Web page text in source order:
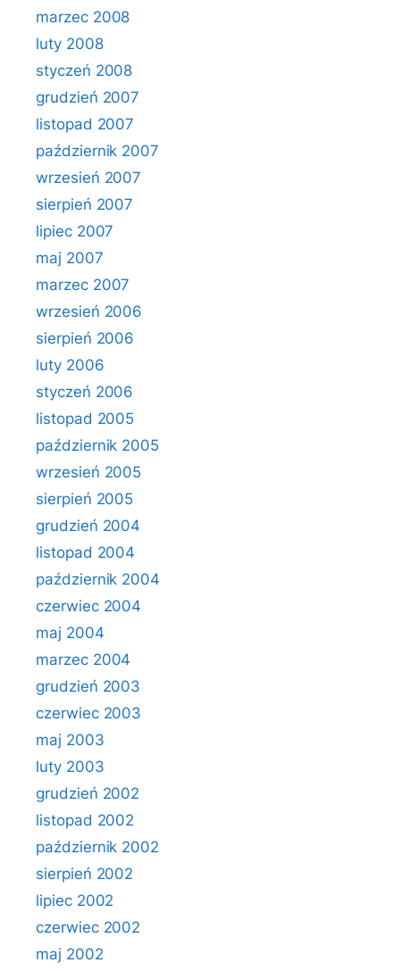
marzec 2008
luty 2008
styczeń 2008
grudzień 2007
listopad 2007
październik 2007
wrzesień 2007
sierpień 2007
lipiec 2007
maj 2007
marzec 2007
wrzesień 2006
sierpień 2006
luty 2006
styczeń 2006
listopad 2005
październik 2005
wrzesień 2005
sierpień 2005
grudzień 2004
listopad 2004
październik 2004
czerwiec 2004
maj 2004
marzec 2004
grudzień 2003
czerwiec 2003
maj 2003
luty 2003
grudzień 2002
listopad 2002
październik 2002
sierpień 2002
lipiec 2002
czerwiec 2002
maj 2002